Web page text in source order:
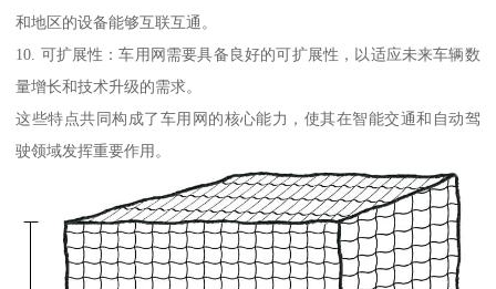
和地区的设备能够互联互通。
10. 可扩展性：车用网需要具备良好的可扩展性，以适应未来车辆数
量增长和技术升级的需求。
这些特点共同构成了车用网的核心能力，使其在智能交通和自动驾
驶领域发挥重要作用。